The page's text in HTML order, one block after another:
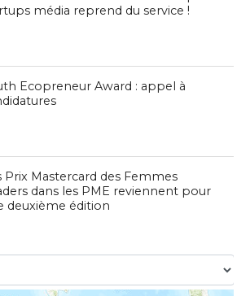
média reprend du service !
Ecopreneur Award : appel à
Prix Mastercard des Femmes
dans les PME reviennent pour
deuxième édition